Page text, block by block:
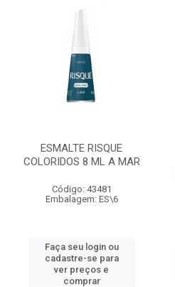
ESMALTE RISQUE
COLORIDOS 8 ML A MAR
Código: 43481
Embalagem: ES\6
Faça seu login ou
cadastre-se para
ver preços e
comprar